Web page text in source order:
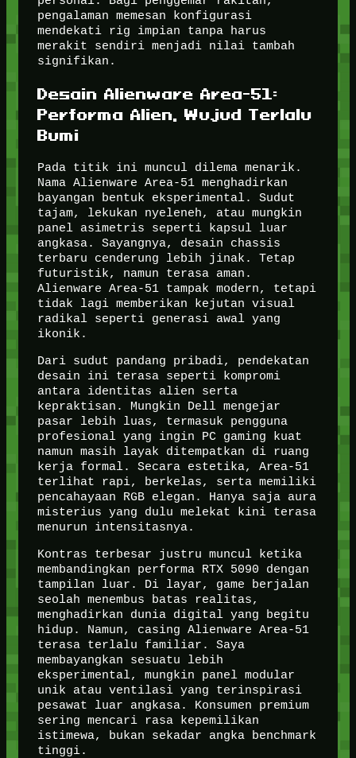
pengalaman memesan konfigurasi
mendekati rig impian tanpa harus
merakit sendiri menjadi nilai tambah
signifikan.
Desain Alienware Area-51:
Performa Alien, Wujud Terlalu
Bumi
Pada titik ini muncul dilema menarik.
Nama Alienware Area-51 menghadirkan
bayangan bentuk eksperimental. Sudut
tajam, lekukan nyeleneh, atau mungkin
panel asimetris seperti kapsul luar
angkasa. Sayangnya, desain chassis
terbaru cenderung lebih jinak. Tetap
futuristik, namun terasa aman.
Alienware Area-51 tampak modern, tetapi
tidak lagi memberikan kejutan visual
radikal seperti generasi awal yang
ikonik.
Dari sudut pandang pribadi, pendekatan
desain ini terasa seperti kompromi
antara identitas alien serta
kepraktisan. Mungkin Dell mengejar
pasar lebih luas, termasuk pengguna
profesional yang ingin PC gaming kuat
namun masih layak ditempatkan di ruang
kerja formal. Secara estetika, Area-51
terlihat rapi, berkelas, serta memiliki
pencahayaan RGB elegan. Hanya saja aura
misterius yang dulu melekat kini terasa
menurun intensitasnya.
Kontras terbesar justru muncul ketika
membandingkan performa RTX 5090 dengan
tampilan luar. Di layar, game berjalan
seolah menembus batas realitas,
menghadirkan dunia digital yang begitu
hidup. Namun, casing Alienware Area-51
terasa terlalu familiar. Saya
membayangkan sesuatu lebih
eksperimental, mungkin panel modular
unik atau ventilasi yang terinspirasi
pesawat luar angkasa. Konsumen premium
sering mencari rasa kepemilikan
istimewa, bukan sekadar angka benchmark
tinggi.